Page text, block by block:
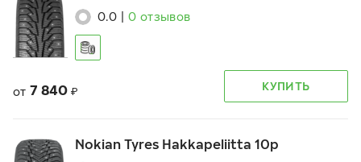
0.0 0 отзывов
от 7 840 ₽ КУПИТЬ
Nokian Tyres Hakkapeliitta 10p